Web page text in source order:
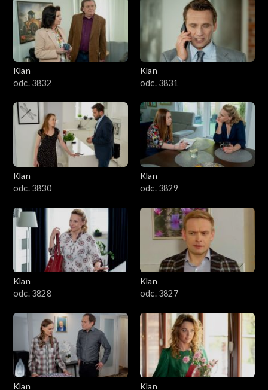
Klan
odc. 3832
Klan
odc. 3831
Klan
odc. 3830
Klan
odc. 3829
Klan
odc. 3828
Klan
odc. 3827
Klan
Klan